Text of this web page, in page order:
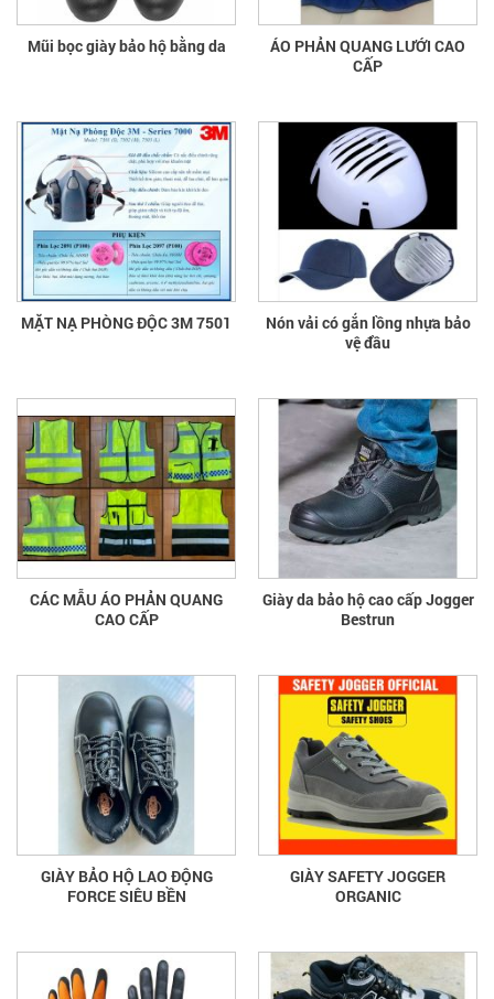
Mũi bọc giày bảo hộ bằng da
ÁO PHẢN QUANG LƯỚI CAO
CẤP
MẶT NẠ PHÒNG ĐỘC 3M 7501
Nón vải có gắn lồng nhựa bảo
vệ đầu
CÁC MẪU ÁO PHẢN QUANG
CAO CẤP
Giày da bảo hộ cao cấp Jogger
Bestrun
GIÀY BẢO HỘ LAO ĐỘNG
FORCE SIÊU BỀN
GIÀY SAFETY JOGGER
ORGANIC